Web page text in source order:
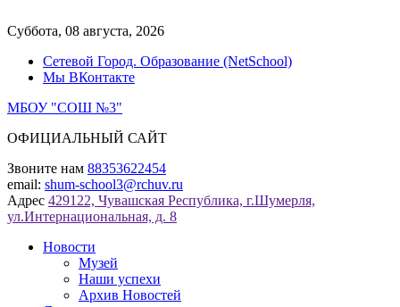
к
Суббота, 08 августа, 2026
Сетевой Город. Образование (NetSchool)
Мы ВКонтакте
МБОУ "СОШ №3"
ОФИЦИАЛЬНЫЙ САЙТ
Звоните нам 88353622454
email: shum-school3@rchuv.ru
Адрес 429122, Чувашская Республика, г.Шумерля,
ул.Интернациональная, д. 8
Новости
Музей
Наши успехи
Архив Новостей